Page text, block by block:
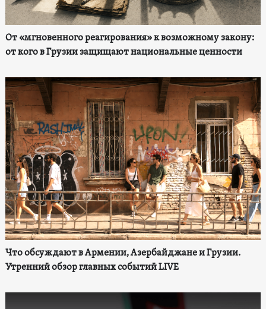
От «мгновенного реагирования» к возможному закону:
от кого в Грузии защищают национальные ценности
Что обсуждают в Армении, Азербайджане и Грузии.
Утренний обзор главных событий LIVE